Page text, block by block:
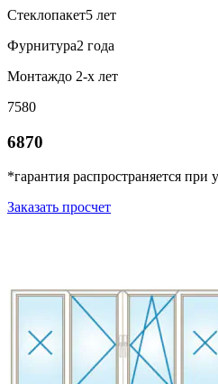
Стеклопакет5 лет
Фурнитура2 года
Монтаждо 2-х лет
7580
6870
*гарантия распространяется
Заказать просчет